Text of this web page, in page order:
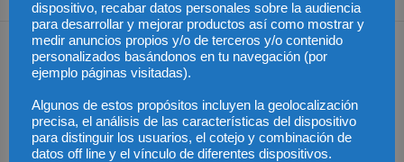
Artículos relacionados Más del autor
dispositivo, recabar datos personales sobre la audiencia
para desarrollar y mejorar productos así como mostrar y
medir anuncios propios y/o de terceros y/o contenido
personalizados basándonos en tu navegación (por
ejemplo páginas visitadas).
Algunos de estos propósitos incluyen la geolocalización
precisa, el análisis de las características del dispositivo
para distinguir los usuarios, el cotejo y combinación de
datos off line y el vínculo de diferentes dispositivos.